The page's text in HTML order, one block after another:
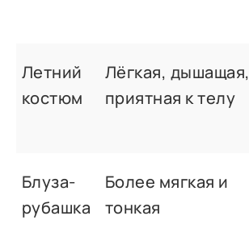
Летний
костюм
Лёгкая, дышащая,
приятная к телу
Блуза-
рубашка
Более мягкая и
тонкая